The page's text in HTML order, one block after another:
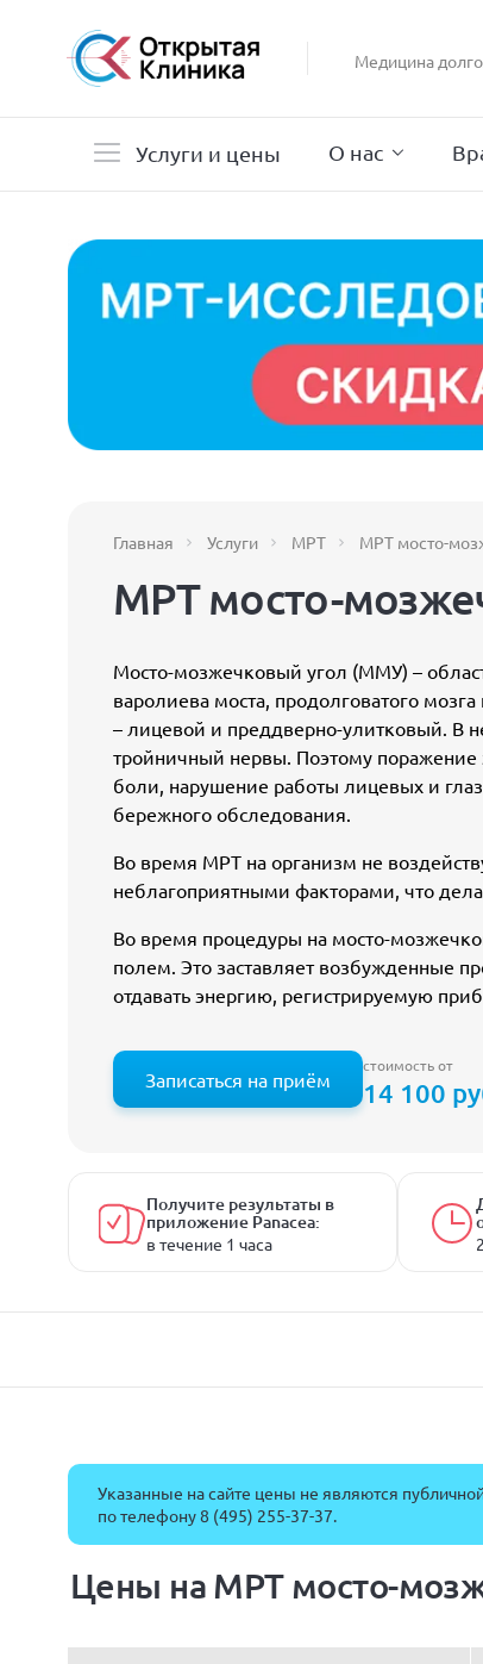
Медицина
Услуги и цены О нас
Главная Услуги МРТ МРТ мосто-
МРТ мосто-
Мосто-мозжечковый угол (ММУ) –
варолиева моста, продолговатого
– лицевой и преддверно-улитковый. В
тройничный нервы. Поэтому поражение
боли, нарушение работы лицевых и
бережного обследования.
Во время МРТ на организм не
неблагоприятными факторами, что
Во время процедуры на мосто-
полем. Это заставляет возбужденные
отдавать энергию, регистрируемую
Записаться на приём
стоимость от
14 100
Получите результаты в
приложение Panacea:
в течение 1 часа
Указанные на сайте цены не являются
по телефону8 (495) 255-37-37.
Цены на МРТ мосто-